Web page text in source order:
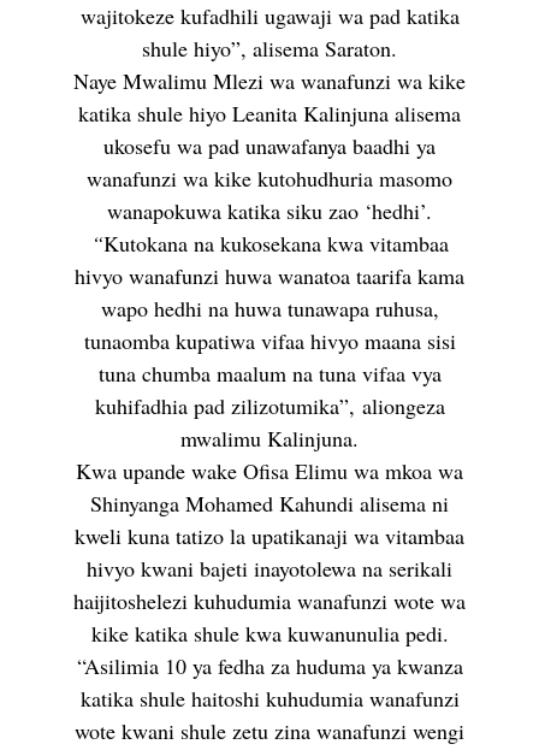
wajitokeze kufadhili ugawaji wa pad katika
shule hiyo”, alisema Saraton.
Naye Mwalimu Mlezi wa wanafunzi wa kike
katika shule hiyo Leanita Kalinjuna alisema
ukosefu wa pad unawafanya baadhi ya
wanafunzi wa kike kutohudhuria masomo
wanapokuwa katika siku zao ‘hedhi’.
“Kutokana na kukosekana kwa vitambaa
hivyo wanafunzi huwa wanatoa taarifa kama
wapo hedhi na huwa tunawapa ruhusa,
tunaomba kupatiwa vifaa hivyo maana sisi
tuna chumba maalum na tuna vifaa vya
kuhifadhia pad zilizotumika”, aliongeza
mwalimu Kalinjuna.
Kwa upande wake Ofisa Elimu wa mkoa wa
Shinyanga Mohamed Kahundi alisema ni
kweli kuna tatizo la upatikanaji wa vitambaa
hivyo kwani bajeti inayotolewa na serikali
haijitoshelezi kuhudumia wanafunzi wote wa
kike katika shule kwa kuwanunulia pedi.
“Asilimia 10 ya fedha za huduma ya kwanza
katika shule haitoshi kuhudumia wanafunzi
wote kwani shule zetu zina wanafunzi wengi